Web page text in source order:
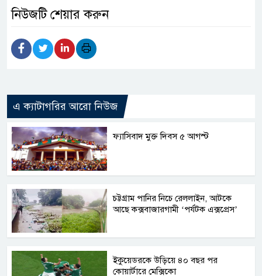
নিউজটি শেয়ার করুন
এ ক্যাটাগরির আরো নিউজ
ফ্যাসিবাদ মুক্ত দিবস ৫ আগস্ট
চট্টগ্রাম পানির নিচে রেললাইন, আটকে
আছে কক্সবাজারগামী ‘পর্যটক এক্সপ্রেস’
ইকুয়েডরকে উড়িয়ে ৪০ বছর পর
কোয়ার্টারে মেক্সিকো